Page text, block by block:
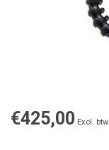
€425,00 Excl. btw